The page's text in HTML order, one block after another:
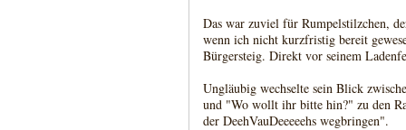
Das war zuviel für Rumpelstilzchen,
wenn ich nicht kurzfristig bereit
Bürgersteig. Direkt vor seinem
Ungläubig wechselte sein Blick
und "Wo wollt ihr bitte hin?" zu den
der DeehVauDeeeeehs wegbringen".